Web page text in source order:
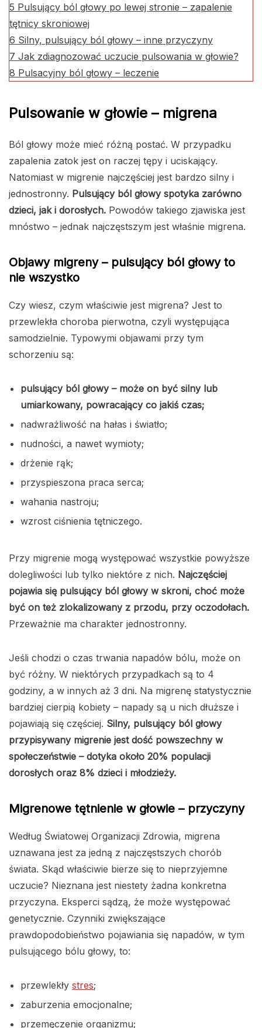
5 Pulsujący ból głowy po lewej stronie – zapalenie
tętnicy skroniowej
6 Silny, pulsujący ból głowy – inne przyczyny
7 Jak zdiagnozować uczucie pulsowania w głowie?
8 Pulsacyjny ból głowy – leczenie
Pulsowanie w głowie – migrena
Ból głowy może mieć różną postać. W przypadku
zapalenia zatok jest on raczej tępy i uciskający.
Natomiast w migrenie najczęściej jest bardzo silny i
jednostronny. Pulsujący ból głowy spotyka zarówno
dzieci, jak i dorosłych. Powodów takiego zjawiska jest
mnóstwo – jednak najczęstszym jest właśnie migrena.
Objawy migreny – pulsujący ból głowy to
nie wszystko
Czy wiesz, czym właściwie jest migrena? Jest to
przewlekła choroba pierwotna, czyli występująca
samodzielnie. Typowymi objawami przy tym
schorzeniu są:
pulsujący ból głowy – może on być silny lub
umiarkowany, powracający co jakiś czas;
nadwrażliwość na hałas i światło;
nudności, a nawet wymioty;
drżenie rąk;
przyspieszona praca serca;
wahania nastroju;
wzrost ciśnienia tętniczego.
Przy migrenie mogą występować wszystkie powyższe
dolegliwości lub tylko niektóre z nich. Najczęściej
pojawia się pulsujący ból głowy w skroni, choć może
być on też zlokalizowany z przodu, przy oczodołach.
Przeważnie ma charakter jednostronny.
Jeśli chodzi o czas trwania napadów bólu, może on
być różny. W niektórych przypadkach są to 4
godziny, a w innych aż 3 dni. Na migrenę statystycznie
bardziej cierpią kobiety – napady są u nich dłuższe i
pojawiają się częściej. Silny, pulsujący ból głowy
przypisywany migrenie jest dość powszechny w
społeczeństwie – dotyka około 20% populacji
dorosłych oraz 8% dzieci i młodzieży.
Migrenowe tętnienie w głowie – przyczyny
Według Światowej Organizacji Zdrowia, migrena
uznawana jest za jedną z najczęstszych chorób
świata. Skąd właściwie bierze się to nieprzyjemne
uczucie? Nieznana jest niestety żadna konkretna
przyczyna. Eksperci sądzą, że może występować
genetycznie. Czynniki zwiększające
prawdopodobieństwo pojawiania się napadów, w tym
pulsującego bólu głowy, to:
przewlekły stres;
zaburzenia emocjonalne;
przemęczenie organizmu;